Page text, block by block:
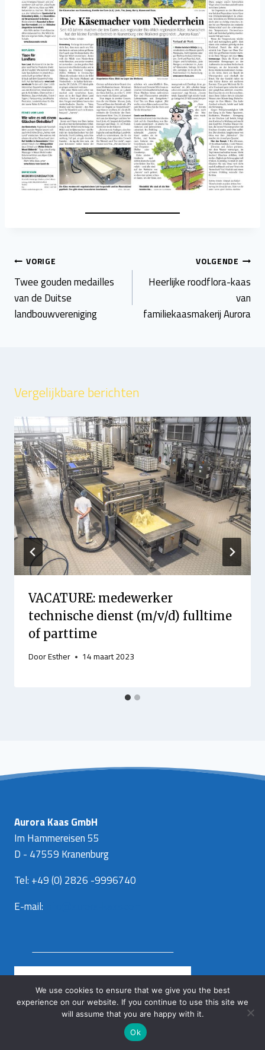
Bericht
navigatie
VORIGE
Twee gouden medailles
van de Duitse
landbouwvereniging
VOLGENDE
Heerlijke roodflora-kaas
van
familiekaasmakerij Aurora
Vergelijkbare berichten
VACATURE: medewerker
technische dienst (m/v/d) fulltime
of parttime
DoorEsther 14 maart 2023
Aurora Kaas GmbH
Im Hammereisen 55
D - 47559 Kranenburg
Tel: +49 (0) 2826 -9996740
E-mail:
We use cookies to ensure that we give you the best
experience on our website. If you continue to use this site we
will assume that you are happy with it.
Ok